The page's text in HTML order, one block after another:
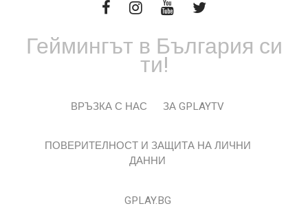
Геймингът в България си
ти!
ВРЪЗКА С НАС ЗА GPLAYTV
ПОВЕРИТЕЛНОСТ И ЗАЩИТА НА ЛИЧНИ
ДАННИ
GPLAY.BG